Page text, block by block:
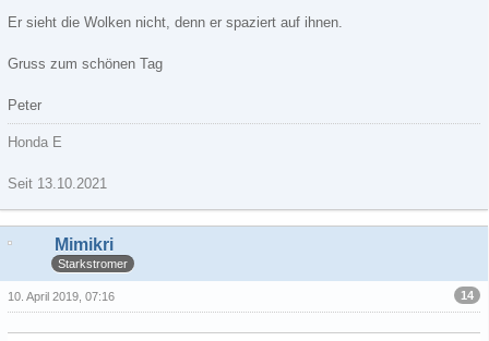
Er sieht die Wolken nicht, denn er spaziert auf ihnen.
Gruss zum schönen Tag
Peter
Honda E
Seit 13.10.2021
Mimikri
Starkstromer
14
10. April 2019, 07:16